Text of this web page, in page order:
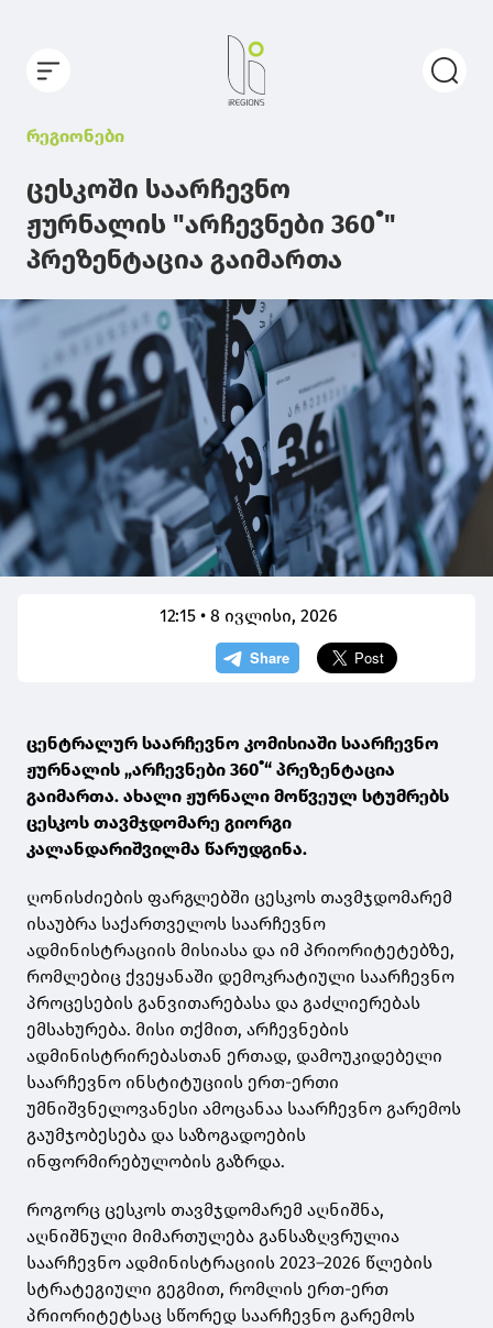
რეგიონები
ცესკოში საარჩევნო
ჟურნალის "არჩევნები 360˚"
პრეზენტაცია გაიმართა
12:15 • 8 ივლისი, 2026
ცენტრალურ საარჩევნო კომისიაში საარჩევნო
ჟურნალის „არჩევნები 360˚“ პრეზენტაცია
გაიმართა. ახალი ჟურნალი მოწვეულ სტუმრებს
ცესკოს თავმჯდომარე გიორგი
კალანდარიშვილმა წარუდგინა.
ღონისძიების ფარგლებში ცესკოს თავმჯდომარემ
ისაუბრა საქართველოს საარჩევნო
ადმინისტრაციის მისიასა და იმ პრიორიტეტებზე,
რომლებიც ქვეყანაში დემოკრატიული საარჩევნო
პროცესების განვითარებასა და გაძლიერებას
ემსახურება. მისი თქმით, არჩევნების
ადმინისტრირებასთან ერთად, დამოუკიდებელი
საარჩევნო ინსტიტუციის ერთ-ერთი
უმნიშვნელოვანესი ამოცანაა საარჩევნო გარემოს
გაუმჯობესება და საზოგადოების
ინფორმირებულობის გაზრდა.
როგორც ცესკოს თავმჯდომარემ აღნიშნა,
აღნიშნული მიმართულება განსაზღვრულია
საარჩევნო ადმინისტრაციის 2023–2026 წლების
სტრატეგიული გეგმით, რომლის ერთ-ერთ
პრიორიტეტსაც სწორედ საარჩევნო გარემოს